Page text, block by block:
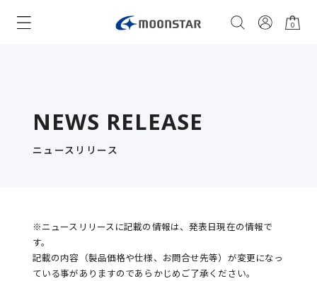
0
NEWS RELEASE
ニュースリリース
※ニュースリリースに記載の情報は、発表日現在の情報で
す。
記載の内容（製品価格や仕様、お問合せ先等）が変更になっ
ている事がありますのであらかじめご了承ください。